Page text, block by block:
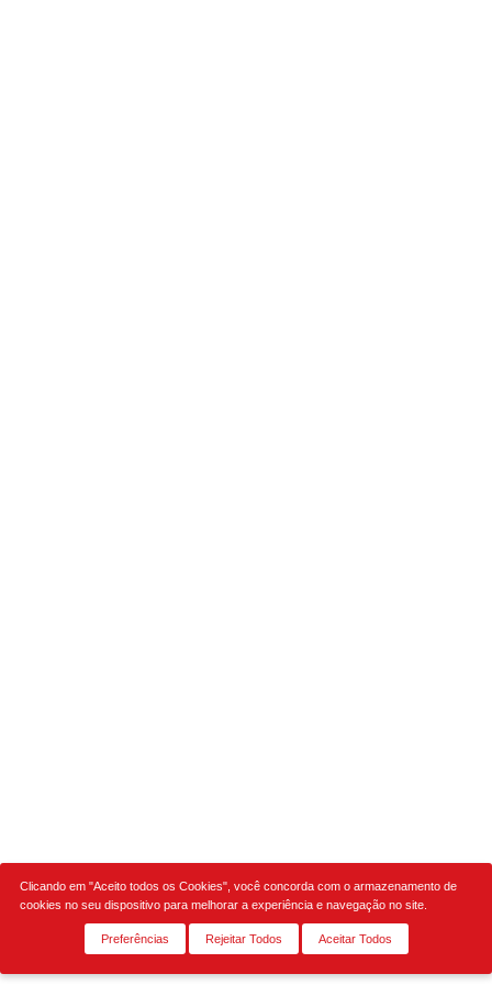
Clicando em "Aceito todos os Cookies", você concorda com o armazenamento de
cookies no seu dispositivo para melhorar a experiência e navegação no site.
Preferências Rejeitar Todos Aceitar Todos